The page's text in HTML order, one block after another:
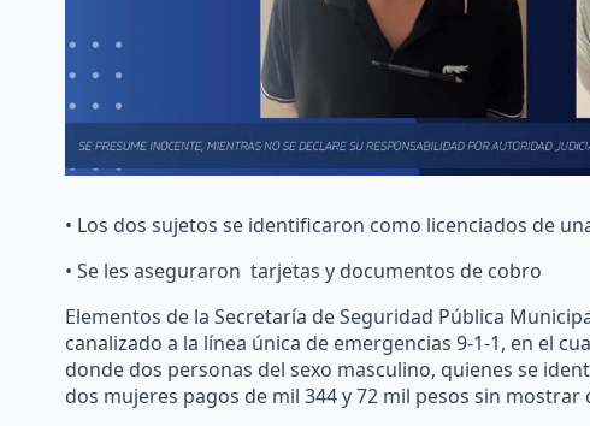
• Los dos sujetos se identificaron como licenciados de
• Se les aseguraron tarjetas y documentos de cobro
Elementos de la Secretaría de Seguridad Pública
canalizado a la línea única de emergencias 9-1-1, en el
donde dos personas del sexo masculino, quienes se
dos mujeres pagos de mil 344 y 72 mil pesos sin